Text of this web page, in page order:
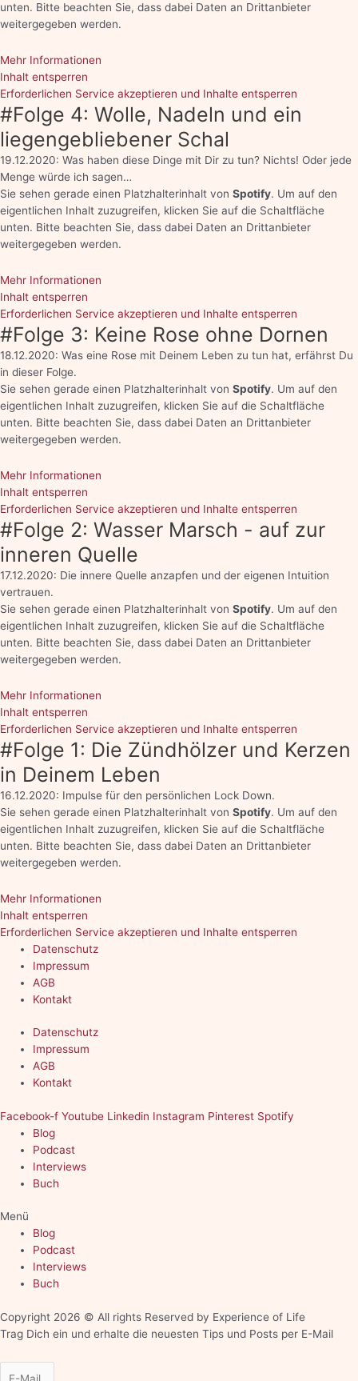
unten. Bitte beachten Sie, dass dabei Daten an Drittanbieter
weitergegeben werden.
Mehr Informationen
Inhalt entsperren
Erforderlichen Service akzeptieren und Inhalte entsperren
#Folge 4: Wolle, Nadeln und ein
liegengebliebener Schal
19.12.2020: Was haben diese Dinge mit Dir zu tun? Nichts! Oder jede
Menge würde ich sagen…
Sie sehen gerade einen Platzhalterinhalt von Spotify. Um auf den
eigentlichen Inhalt zuzugreifen, klicken Sie auf die Schaltfläche
unten. Bitte beachten Sie, dass dabei Daten an Drittanbieter
weitergegeben werden.
Mehr Informationen
Inhalt entsperren
Erforderlichen Service akzeptieren und Inhalte entsperren
#Folge 3: Keine Rose ohne Dornen
18.12.2020: Was eine Rose mit Deinem Leben zu tun hat, erfährst Du
in dieser Folge.
Sie sehen gerade einen Platzhalterinhalt von Spotify. Um auf den
eigentlichen Inhalt zuzugreifen, klicken Sie auf die Schaltfläche
unten. Bitte beachten Sie, dass dabei Daten an Drittanbieter
weitergegeben werden.
Mehr Informationen
Inhalt entsperren
Erforderlichen Service akzeptieren und Inhalte entsperren
#Folge 2: Wasser Marsch - auf zur
inneren Quelle
17.12.2020: Die innere Quelle anzapfen und der eigenen Intuition
vertrauen.
Sie sehen gerade einen Platzhalterinhalt von Spotify. Um auf den
eigentlichen Inhalt zuzugreifen, klicken Sie auf die Schaltfläche
unten. Bitte beachten Sie, dass dabei Daten an Drittanbieter
weitergegeben werden.
Mehr Informationen
Inhalt entsperren
Erforderlichen Service akzeptieren und Inhalte entsperren
#Folge 1: Die Zündhölzer und Kerzen
in Deinem Leben
16.12.2020: Impulse für den persönlichen Lock Down.
Sie sehen gerade einen Platzhalterinhalt von Spotify. Um auf den
eigentlichen Inhalt zuzugreifen, klicken Sie auf die Schaltfläche
unten. Bitte beachten Sie, dass dabei Daten an Drittanbieter
weitergegeben werden.
Mehr Informationen
Inhalt entsperren
Erforderlichen Service akzeptieren und Inhalte entsperren
Datenschutz
Impressum
AGB
Kontakt
Datenschutz
Impressum
AGB
Kontakt
Facebook-f Youtube Linkedin Instagram Pinterest Spotify
Blog
Podcast
Interviews
Buch
Menü
Blog
Podcast
Interviews
Buch
Copyright 2026 © All rights Reserved by Experience of Life
Trag Dich ein und erhalte die neuesten Tips und Posts per E-Mail